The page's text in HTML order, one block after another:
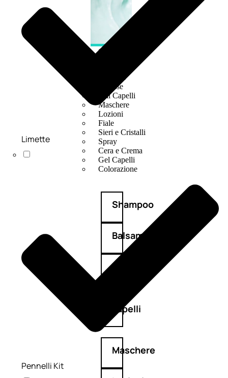
CAPELLI
Balsamo
Mousse
Olii Capelli
Maschere
Lozioni
Fiale
Sieri e Cristalli
Spray
Cera e Crema
Gel Capelli
Colorazione
Shampoo
Balsamo
Mousse
capelli
Maschere
Limette
Pennelli Kit